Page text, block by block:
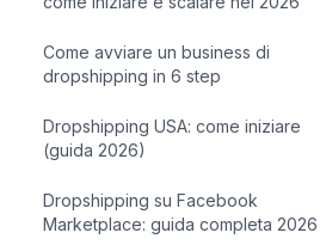
Come avviare un business di
dropshipping in 6 step
Dropshipping USA: come iniziare
(guida 2026)
Dropshipping su Facebook
Marketplace: guida completa 2026